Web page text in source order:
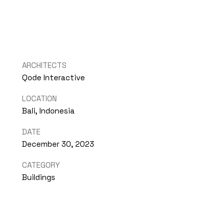
ARCHITECTS
Qode Interactive
LOCATION
Bali, Indonesia
DATE
December 30, 2023
CATEGORY
Buildings